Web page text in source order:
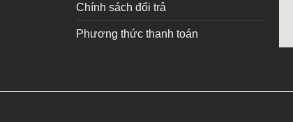
Chính sách đổi trả
Phương thức thanh toán